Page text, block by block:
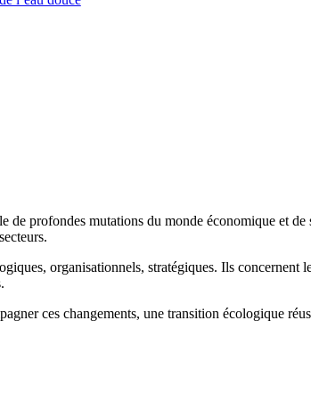
de profondes mutations du monde économique et de
organisationnels, stratégiques. Ils
ces changements, une transition écologique